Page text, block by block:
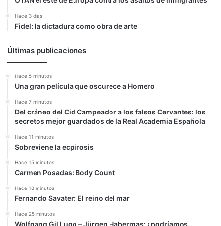
Hace 3 días
Fidel: la dictadura como obra de arte
Últimas publicaciones
Hace 5 minutos
Una gran película que oscurece a Homero
Hace 7 minutos
Del cráneo del Cid Campeador a los falsos Cervantes: los
secretos mejor guardados de la Real Academia Española
Hace 11 minutos
Sobreviene la ecpirosis
Hace 15 minutos
Carmen Posadas: Body Count
Hace 18 minutos
Fernando Savater: El reino del mar
Hace 25 minutos
Wolfgang Gil Lugo – Jürgen Habermas: ¿podríamos